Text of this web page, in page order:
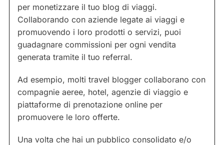
per monetizzare il tuo blog di viaggi.
Collaborando con aziende legate ai viaggi e
promuovendo i loro prodotti o servizi, puoi
guadagnare commissioni per ogni vendita
generata tramite il tuo referral.
Ad esempio, molti travel blogger collaborano con
compagnie aeree, hotel, agenzie di viaggio e
piattaforme di prenotazione online per
promuovere le loro offerte.
Una volta che hai un pubblico consolidato e/o